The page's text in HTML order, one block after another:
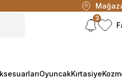
3
OyuncakKırtasiye